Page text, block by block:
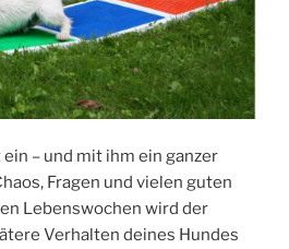
– und mit ihm ein ganzer
Fragen und vielen guten
Lebenswochen wird der
Verhalten deines Hundes